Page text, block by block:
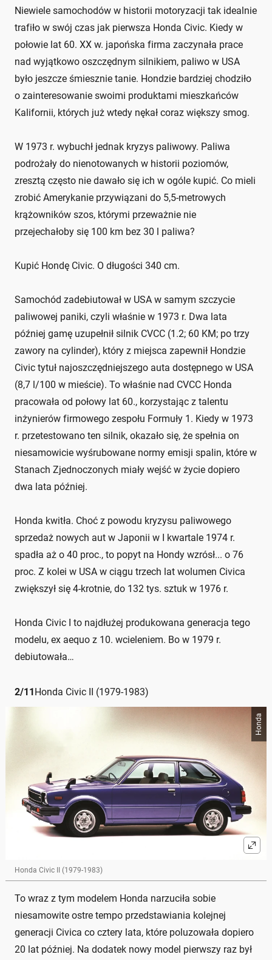
Niewiele samochodów w historii motoryzacji tak idealnie
trafiło w swój czas jak pierwsza Honda Civic. Kiedy w
połowie lat 60. XX w. japońska firma zaczynała prace
nad wyjątkowo oszczędnym silnikiem, paliwo w USA
było jeszcze śmiesznie tanie. Hondzie bardziej chodziło
o zainteresowanie swoimi produktami mieszkańców
Kalifornii, których już wtedy nękał coraz większy smog.
W 1973 r. wybuchł jednak kryzys paliwowy. Paliwa
podrożały do nienotowanych w historii poziomów,
zresztą często nie dawało się ich w ogóle kupić. Co mieli
zrobić Amerykanie przywiązani do 5,5-metrowych
krążowników szos, którymi przeważnie nie
przejechałoby się 100 km bez 30 l paliwa?
Kupić Hondę Civic. O długości 340 cm.
Samochód zadebiutował w USA w samym szczycie
paliwowej paniki, czyli właśnie w 1973 r. Dwa lata
później gamę uzupełnił silnik CVCC (1.2; 60 KM; po trzy
zawory na cylinder), który z miejsca zapewnił Hondzie
Civic tytuł najoszczędniejszego auta dostępnego w USA
(8,7 l/100 w mieście). To właśnie nad CVCC Honda
pracowała od połowy lat 60., korzystając z talentu
inżynierów firmowego zespołu Formuły 1. Kiedy w 1973
r. przetestowano ten silnik, okazało się, że spełnia on
niesamowicie wyśrubowane normy emisji spalin, które w
Stanach Zjednoczonych miały wejść w życie dopiero
dwa lata później.
Honda kwitła. Choć z powodu kryzysu paliwowego
sprzedaż nowych aut w Japonii w I kwartale 1974 r.
spadła aż o 40 proc., to popyt na Hondy wzrósł... o 76
proc. Z kolei w USA w ciągu trzech lat wolumen Civica
zwiększył się 4-krotnie, do 132 tys. sztuk w 1976 r.
Honda Civic I to najdłużej produkowana generacja tego
modelu, ex aequo z 10. wcieleniem. Bo w 1979 r.
debiutowała…
2/11Honda Civic II (1979-1983)
Honda
Honda Civic II (1979-1983)
To wraz z tym modelem Honda narzuciła sobie
niesamowite ostre tempo przedstawiania kolejnej
generacji Civica co cztery lata, które poluzowała dopiero
20 lat później. Na dodatek nowy model pierwszy raz był